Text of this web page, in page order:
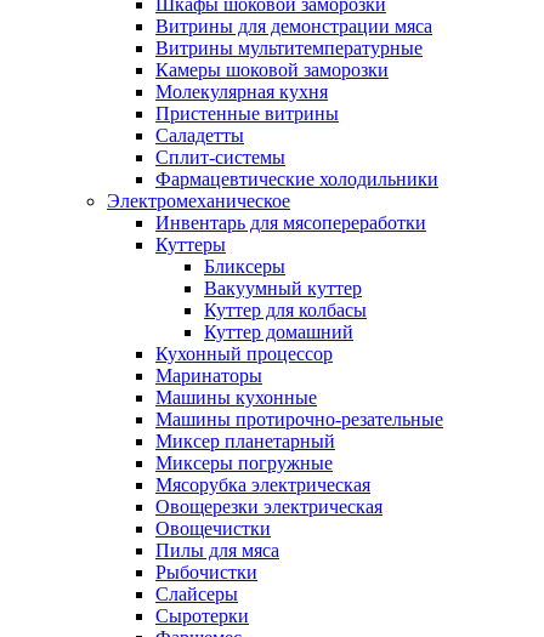
Шкафы шоковой заморозки
Витрины для демонстрации мяса
Витрины мультитемпературные
Камеры шоковой заморозки
Молекулярная кухня
Пристенные витрины
Саладетты
Сплит-системы
Фармацевтические холодильники
Электромеханическое
Инвентарь для мясопереработки
Куттеры
Бликсеры
Вакуумный куттер
Куттер для колбасы
Куттер домашний
Кухонный процессор
Маринаторы
Машины кухонные
Машины протирочно-резательные
Миксер планетарный
Миксеры погружные
Мясорубка электрическая
Овощерезки электрическая
Овощечистки
Пилы для мяса
Рыбочистки
Слайсеры
Сыротерки